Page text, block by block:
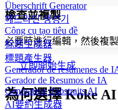
Überschrift Generator
헤드라인 생성기
Công cụ tạo tiêu đề
标题生成器
標題產生器
Generador de resúmenes de
Gerador de Resumos de IA
Générateur d'abstraits AI
AI要約生成器
檢查並複製
必要時進行編輯，然後複
立即開始生成
為何選擇 Koke